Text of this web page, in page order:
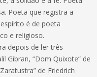
Poeta que registra a
é de poeta
e religioso.
depois de ler três
Gibran, “Dom Quixote” de
de Friedrich